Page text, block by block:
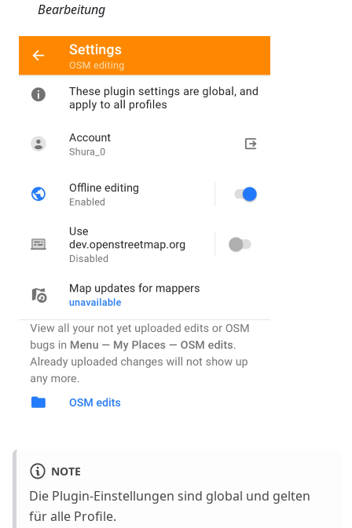
Bearbeitung
NOTE
Die Plugin-Einstellungen sind global und gelten
für alle Profile.